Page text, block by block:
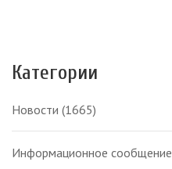
Категории
Новости (1665)
Информационное сообщение